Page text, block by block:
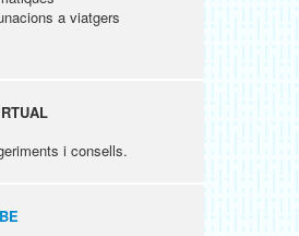
a viatgers
i consells.